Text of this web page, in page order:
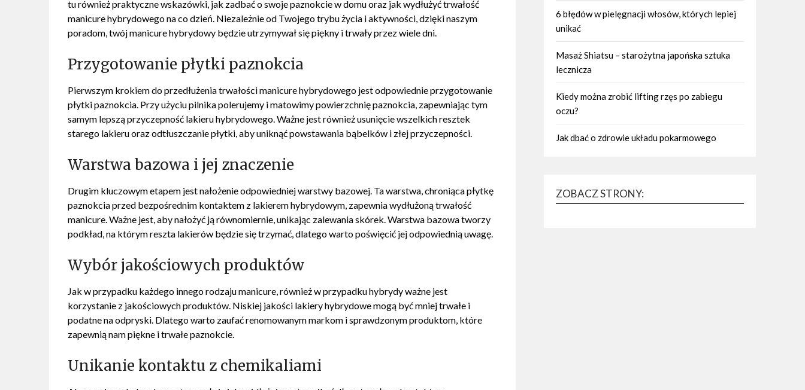
tu również praktyczne wskazówki, jak zadbać o swoje paznokcie w domu oraz jak wydłużyć trwałość
manicure hybrydowego na co dzień. Niezależnie od Twojego trybu życia i aktywności, dzięki naszym
poradom, twój manicure hybrydowy będzie utrzymywał się piękny i trwały przez wiele dni.
Przygotowanie płytki paznokcia
Pierwszym krokiem do przedłużenia trwałości manicure hybrydowego jest odpowiednie przygotowanie
płytki paznokcia. Przy użyciu pilnika polerujemy i matowimy powierzchnię paznokcia, zapewniając tym
samym lepszą przyczepność lakieru hybrydowego. Ważne jest również usunięcie wszelkich resztek
starego lakieru oraz odtłuszczanie płytki, aby uniknąć powstawania bąbelków i złej przyczepności.
Warstwa bazowa i jej znaczenie
Drugim kluczowym etapem jest nałożenie odpowiedniej warstwy bazowej. Ta warstwa, chroniąca płytkę
paznokcia przed bezpośrednim kontaktem z lakierem hybrydowym, zapewnia wydłużoną trwałość
manicure. Ważne jest, aby nałożyć ją równomiernie, unikając zalewania skórek. Warstwa bazowa tworzy
podkład, na którym reszta lakierów będzie się trzymać, dlatego warto poświęcić jej odpowiednią uwagę.
Wybór jakościowych produktów
Jak w przypadku każdego innego rodzaju manicure, również w przypadku hybrydy ważne jest
korzystanie z jakościowych produktów. Niskiej jakości lakiery hybrydowe mogą być mniej trwałe i
podatne na odpryski. Dlatego warto zaufać renomowanym markom i sprawdzonym produktom, które
zapewnią nam piękne i trwałe paznokcie.
Unikanie kontaktu z chemikaliami
6 błędów w pielęgnacji włosów, których lepiej
unikać
Masaż Shiatsu – starożytna japońska sztuka
lecznicza
Kiedy można zrobić lifting rzęs po zabiegu
oczu?
Jak dbać o zdrowie układu pokarmowego
ZOBACZ STRONY: